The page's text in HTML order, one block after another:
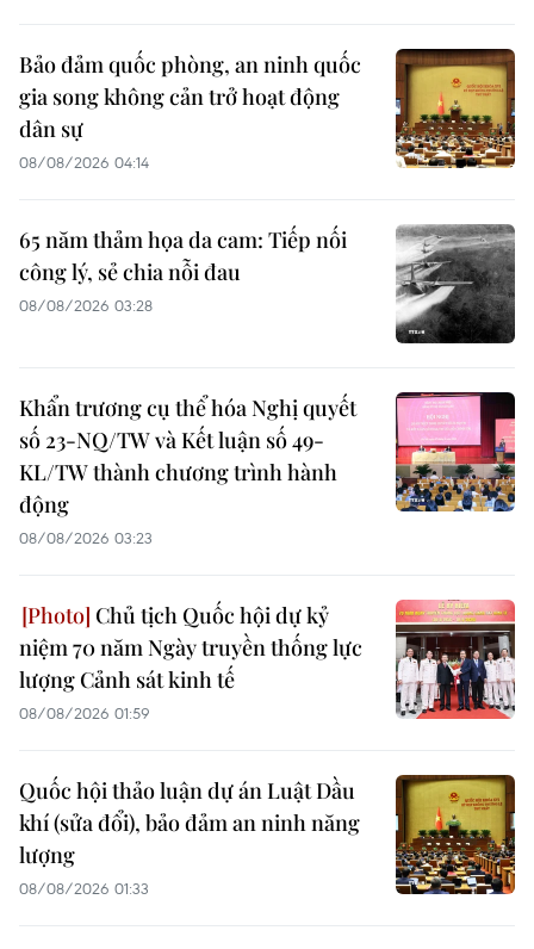
Bảo đảm quốc phòng, an ninh quốc
gia song không cản trở hoạt động
dân sự
08/08/2026 04:14
65 năm thảm họa da cam: Tiếp nối
công lý, sẻ chia nỗi đau
08/08/2026 03:28
Khẩn trương cụ thể hóa Nghị quyết
số 23-NQ/TW và Kết luận số 49-
KL/TW thành chương trình hành
động
08/08/2026 03:23
Chủ tịch Quốc hội dự kỷ
niệm 70 năm Ngày truyền thống lực
lượng Cảnh sát kinh tế
08/08/2026 01:59
Quốc hội thảo luận dự án Luật Dầu
khí (sửa đổi), bảo đảm an ninh năng
lượng
08/08/2026 01:33